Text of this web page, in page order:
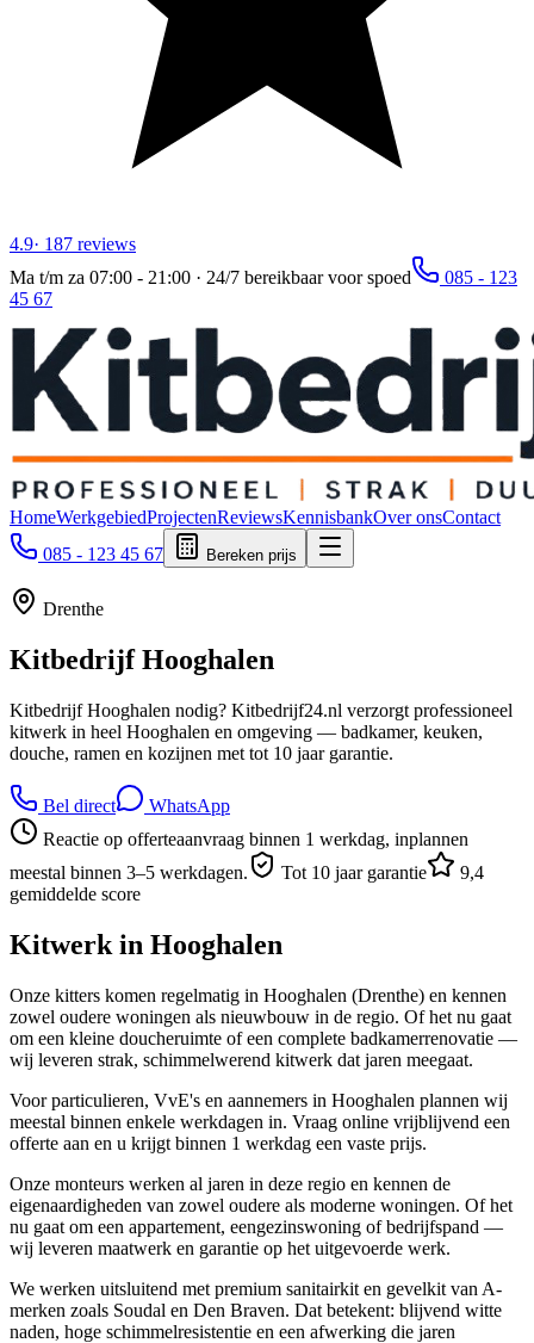
4.9· 187 reviews
Ma t/m za 07:00 - 21:00 · 24/7 bereikbaar voor spoed
085 - 123
45 67
HomeWerkgebiedProjectenReviewsKennisbankOver onsContact
085 - 123 45 67
Bereken prijs
Drenthe
KitbedrijfHooghalen
Kitbedrijf Hooghalen nodig? Kitbedrijf24.nl verzorgt professioneel
kitwerk in heel Hooghalen en omgeving — badkamer, keuken,
douche, ramen en kozijnen met tot 10 jaar garantie.
Bel direct
WhatsApp
Reactie op offerteaanvraag binnen 1 werkdag, inplannen
meestal binnen 3–5 werkdagen.
Tot 10 jaar garantie
9,4
gemiddelde score
Kitwerk in Hooghalen
Onze kitters komen regelmatig in Hooghalen (Drenthe) en kennen
zowel oudere woningen als nieuwbouw in de regio. Of het nu gaat
om een kleine doucheruimte of een complete badkamerrenovatie —
wij leveren strak, schimmelwerend kitwerk dat jaren meegaat.
Voor particulieren, VvE's en aannemers in Hooghalen plannen wij
meestal binnen enkele werkdagen in. Vraag online vrijblijvend een
offerte aan en u krijgt binnen 1 werkdag een vaste prijs.
Onze monteurs werken al jaren in deze regio en kennen de
eigenaardigheden van zowel oudere als moderne woningen. Of het
nu gaat om een appartement, eengezinswoning of bedrijfspand —
wij leveren maatwerk en garantie op het uitgevoerde werk.
We werken uitsluitend met premium sanitairkit en gevelkit van A-
merken zoals Soudal en Den Braven. Dat betekent: blijvend witte
naden, hoge schimmelresistentie en een afwerking die jaren